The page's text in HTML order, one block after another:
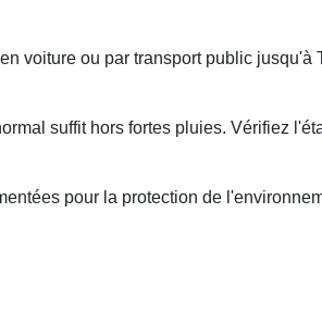
voiture ou par transport public jusqu'à
suffit hors fortes pluies. Vérifiez
pour la protection de